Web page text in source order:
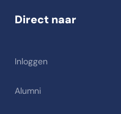
Direct naar
Inloggen
Alumni